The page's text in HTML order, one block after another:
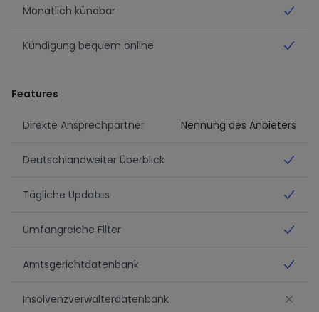
Monatlich kündbar
Kündigung bequem online
Features
Direkte Ansprechpartner Nennung des Anbieters
Deutschlandweiter Überblick
Tägliche Updates
Umfangreiche Filter
Amtsgerichtdatenbank
Insolvenzverwalterdatenbank